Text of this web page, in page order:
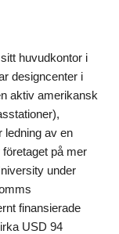
huvudkontor i
designcenter i
aktiv amerikansk
ledning av en
på mer
under
finansierade
USD 94